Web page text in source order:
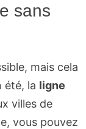
sans
mais cela
été, la ligne
villes de
vous pouvez